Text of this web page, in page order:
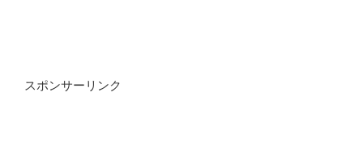
スポンサーリンク